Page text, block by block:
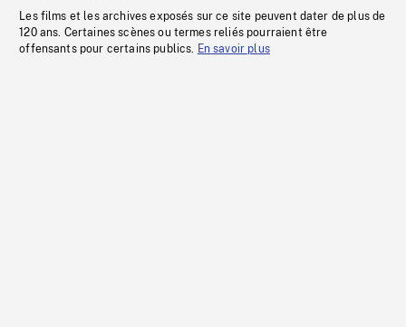
Les films et les archives exposés sur ce site peuvent dater de plus de
120 ans. Certaines scènes ou termes reliés pourraient être
offensants pour certains publics. En savoir plus